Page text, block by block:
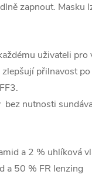
zapnout. Masku
uživateli
přilnavost
nutnosti
a 2 % uhlíková
a 50 % FR lenzing